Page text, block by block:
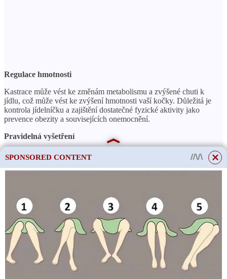
Regulace hmotnosti
Kastrace může vést ke změnám metabolismu a zvýšené chuti k
jídlu, což může vést ke zvýšení hmotnosti vaší kočky. Důležitá je
kontrola jídelníčku a zajištění dostatečné fyzické aktivity jako
prevence obezity a souvisejících onemocnění.
Pravidelná vyšetření
Po kastraci jsou pravidelné návštěvy veterináře ještě důležitější.
Lékař bude schopen provést preventivní prohlídku a identifikovat
možné problémy ve velmi rané fázi. Včasné odhalení onemocnění
Zaměřte se na prevenci nemocí po kastraci, abyste zajistili, že
vaše kočka zůstane zdravá a aktivní po celý život.
Doporučení pro péči o sterilizovanou
kočku
This site uses cookies to store data. By continuing to use the site, you consent
to the use of these files.
SPONSORED CONTENT